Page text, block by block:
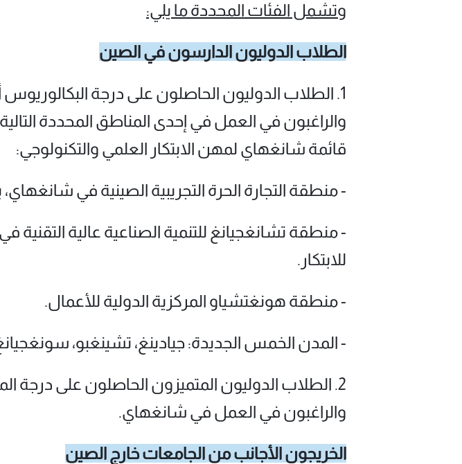
وتشمل الفئات المحددة ما يلي:
الطلاب الدوليون الدارسون في الصين
1. الطلاب الدوليون الحاصلون على درجة
والراغبون في العمل في إحدى المناطق المحددة
قائمة شانغهاي لمهن الابتكار العلمي والتكنولوجي:
- منطقة التجارة الحرة التجريبية الصينية في
- منطقة تشانغجيانغ للتنمية الصناعية عالية
للابتكار.
- منطقة هونغتشياو المركزية الدولية للأعمال.
- المدن الخمس الجديدة: جيادينغ، تشينغبو،
2. الطلاب الدوليون المتميزون الحاصلون على درجة
والراغبون في العمل في شانغهاي.
الخريجون الأجانب من الجامعات خارج الصين